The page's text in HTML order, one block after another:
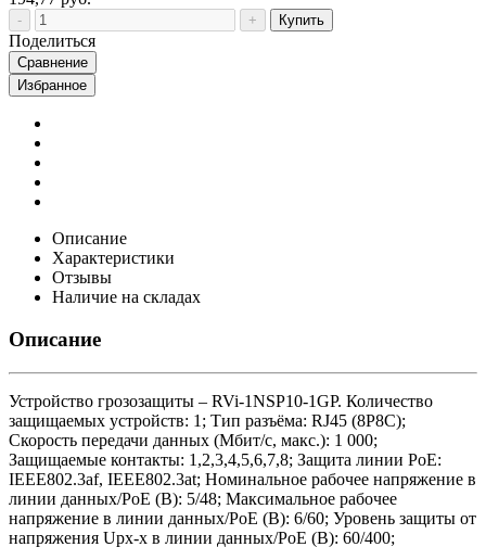
Купить
Поделиться
Сравнение
Избранное
Описание
Характеристики
Отзывы
Наличие на складах
Описание
Устройство грозозащиты – RVi-1NSP10-1GP. Количество
защищаемых устройств: 1; Тип разъёма: RJ45 (8P8C);
Скорость передачи данных (Мбит/с, макс.): 1 000;
Защищаемые контакты: 1,2,3,4,5,6,7,8; Защита линии PoE:
IEEE802.3af, IEEE802.3at; Номинальное рабочее напряжение в
линии данных/PoE (В): 5/48; Максимальное рабочее
напряжение в линии данных/PoE (В): 6/60; Уровень защиты от
напряжения Upx-x в линии данных/PoE (В): 60/400;